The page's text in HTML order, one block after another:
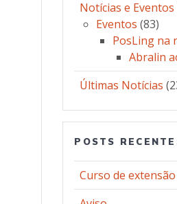
Notícias e Eventos
Eventos (83)
PosLing na
Abralin
Últimas Notícias
POSTS
Curso de extensão